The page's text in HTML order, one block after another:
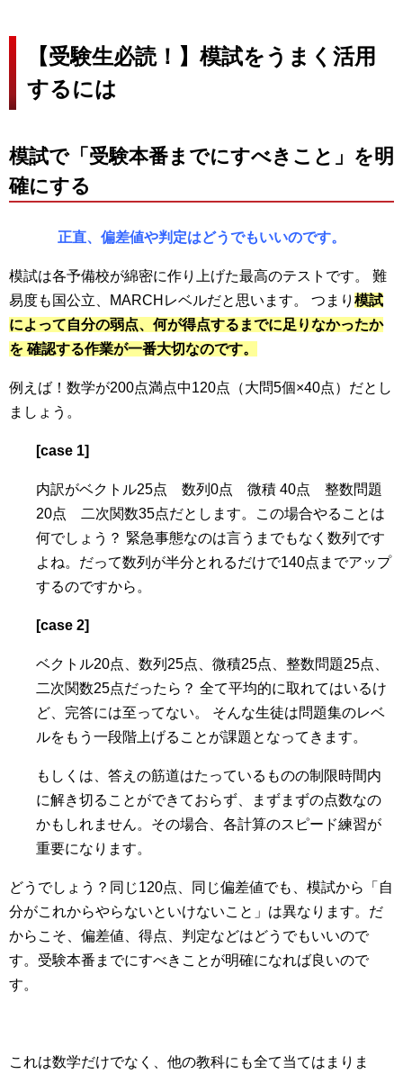
【受験生必読！】模試をうまく活用
するには
模試で「受験本番までにすべきこと」を明
確にする
正直、偏差値や判定はどうでもいいのです。
模試は各予備校が綿密に作り上げた最高のテストです。 難
易度も国公立、MARCHレベルだと思います。 つまり 模試
によって自分の弱点、何が得点するまでに足りなかったか
を 確認する作業が一番大切なのです。
例えば！数学が200点満点中120点（大問5個×40点）だとし
ましょう。
[case 1]
内訳がベクトル25点 数列0点 微積 40点 整数問題
20点 二次関数35点だとします。この場合やることは
何でしょう？ 緊急事態なのは言うまでもなく数列です
よね。だって数列が半分とれるだけで140点までアップ
するのですから。
[case 2]
ベクトル20点、数列25点、微積25点、整数問題25点、
二次関数25点だったら？ 全て平均的に取れてはいるけ
ど、完答には至ってない。 そんな生徒は問題集のレベ
ルをもう一段階上げることが課題となってきます。
もしくは、答えの筋道はたっているものの制限時間内
に解き切ることができておらず、まずまずの点数なの
かもしれません。その場合、各計算のスピード練習が
重要になります。
どうでしょう？同じ120点、同じ偏差値でも、模試から「自
分がこれからやらないといけないこと」は異なります。だ
からこそ、偏差値、得点、判定などはどうでもいいので
す。受験本番までにすべきことが明確になれば良いので
す。
これは数学だけでなく、他の教科にも全て当てはまりま